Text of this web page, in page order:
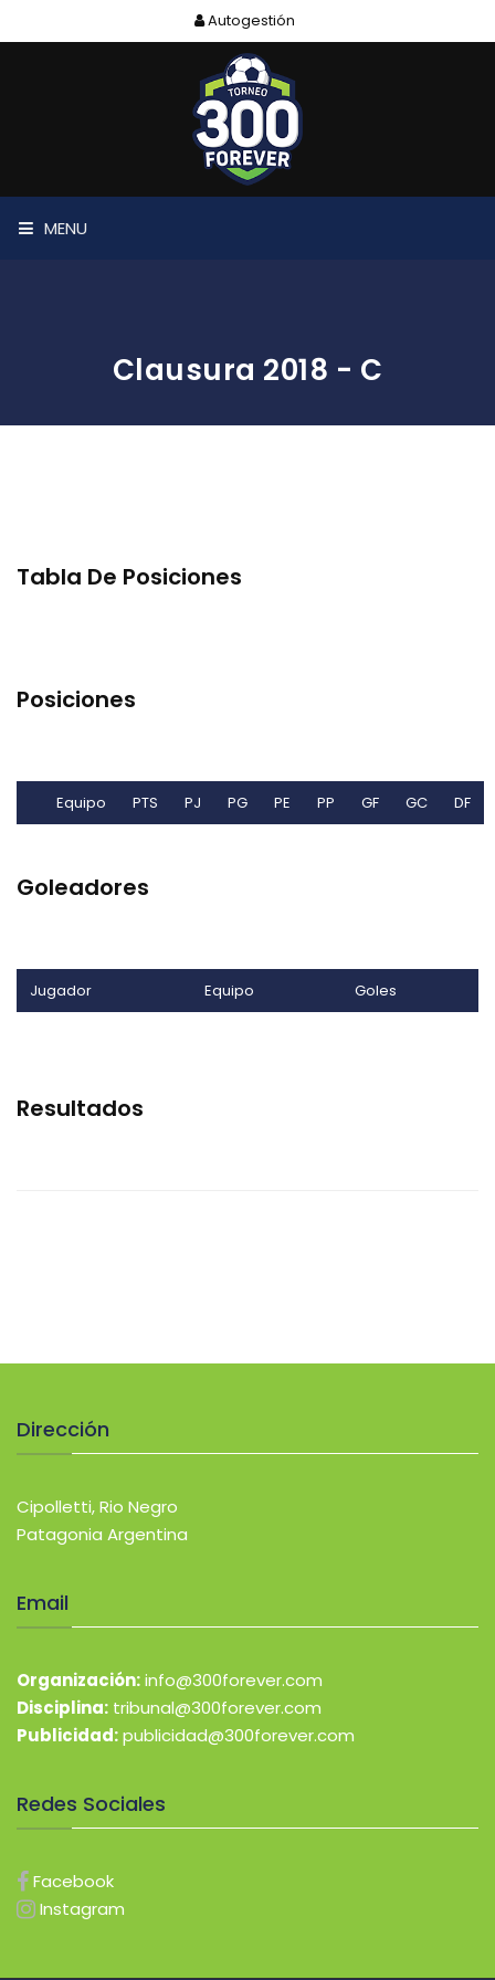
Autogestión
MENU
Clausura 2018 - C
Tabla De Posiciones
Posiciones
Equipo PTS PJ PG PE PP GF GC DF
Goleadores
Jugador Equipo Goles
Resultados
Dirección
Cipolletti, Rio Negro
Patagonia Argentina
Email
Organización:info@300forever.com
Disciplina: tribunal@300forever.com
Publicidad:publicidad@300forever.com
Redes Sociales
Facebook
Instagram